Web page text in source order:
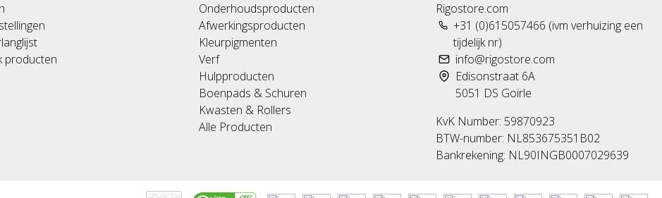
producten
Onderhoudsproducten
Afwerkingsproducten
Kleurpigmenten
Verf
Hulpproducten
Boenpads & Schuren
Kwasten & Rollers
Alle Producten
Rigostore.com
+31 (0)615057466 (ivm verhuizing een
tijdelijk nr)
info@rigostore.com
Edisonstraat 6A
5051 DS Goirle
KvK Number: 59870923
BTW-number: NL853675351B02
Bankrekening: NL90INGB0007029639